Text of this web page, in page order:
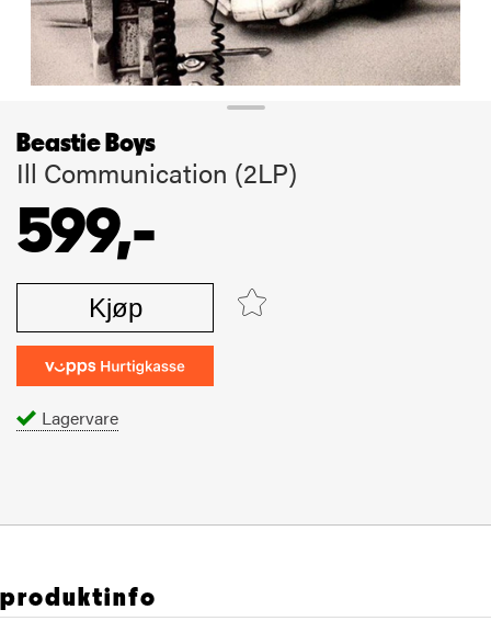
Beastie Boys
Ill Communication (2LP)
599,-
Kjøp
Lagervare
produktinfo